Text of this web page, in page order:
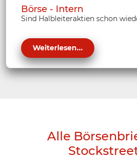
Börse - Intern
Sind Halbleiteraktien schon
Weiterlesen...
Alle